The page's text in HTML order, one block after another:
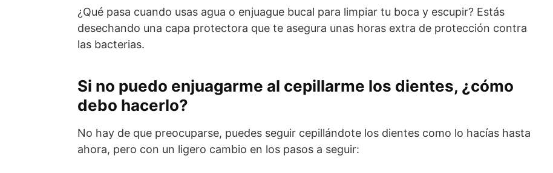
¿Qué pasa cuando usas agua o enjuague bucal para limpiar tu boca y escupir? Estás
desechando una capa protectora que te asegura unas horas extra de protección contra
las bacterias.
Si no puedo enjuagarme al cepillarme los dientes, ¿cómo
debo hacerlo?
No hay de que preocuparse, puedes seguir cepillándote los dientes como lo hacías hasta
ahora, pero con un ligero cambio en los pasos a seguir: